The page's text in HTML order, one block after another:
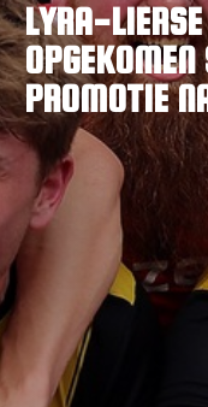
LYRA-
OPGEKOMEN
PROMOTIE